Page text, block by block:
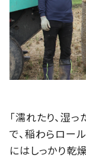
「濡れたり、湿
で、稲わらロー
にはしっかり乾